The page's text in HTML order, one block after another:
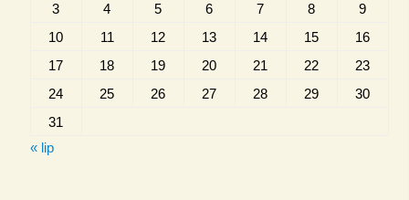
3
4 5 6 7 8
9
10
11 12 13 14 15
16
17
18 19 20 21 22
23
24
25 26 27 28 29
30
31
« lip